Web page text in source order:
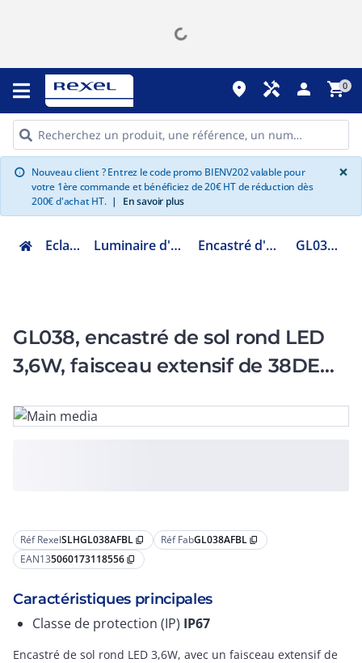
place handyman person shopping_cart0
info Nouveau client ? Entrez le code promo BIENV202 valable pour
votre 1ère commande et bénéficiez de 20€ HT de réduction dès
200€ d'achat HT. | En savoir plus
×
Eclairage Luminaire d'extérieur Encastré d'extérieur GL038AFBL
GL038, encastré de sol rond LED
3,6W, faisceau extensif de 38DEG,
Réf RexelSLHGL038AFBL content_copy Réf FabGL038AFBL content_copy
EAN135060173118556 content_copy
Caractéristiques principales
Classe de protection (IP) IP67
Encastré de sol rond LED 3,6W, avec un faisceau extensif de